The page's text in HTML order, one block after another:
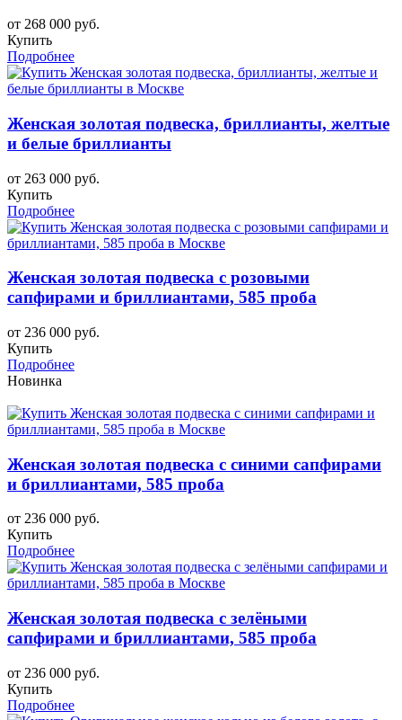
от 268 000 руб.
Купить
Подробнее
Женская золотая подвеска, бриллианты, желтые
и белые бриллианты
от 263 000 руб.
Купить
Подробнее
Женская золотая подвеска с розовыми
сапфирами и бриллиантами, 585 проба
от 236 000 руб.
Купить
Подробнее
Новинка
Женская золотая подвеска с синими сапфирами
и бриллиантами, 585 проба
от 236 000 руб.
Купить
Подробнее
Женская золотая подвеска с зелёными
сапфирами и бриллиантами, 585 проба
от 236 000 руб.
Купить
Подробнее